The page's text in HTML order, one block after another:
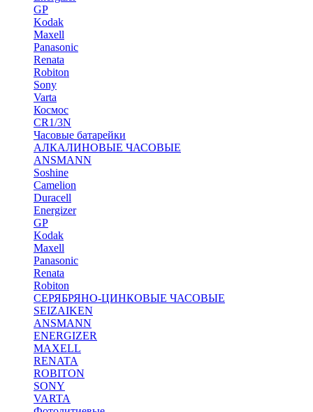
GP
Kodak
Maxell
Panasonic
Renata
Robiton
Sony
Varta
Космос
CR1/3N
Часовые батарейки
АЛКАЛИНОВЫЕ ЧАСОВЫЕ
ANSMANN
Soshine
Camelion
Duracell
Energizer
GP
Kodak
Maxell
Panasonic
Renata
Robiton
СЕРЯБРЯНО-ЦИНКОВЫЕ ЧАСОВЫЕ
SEIZAIKEN
ANSMANN
ENERGIZER
MAXELL
RENATA
ROBITON
SONY
VARTA